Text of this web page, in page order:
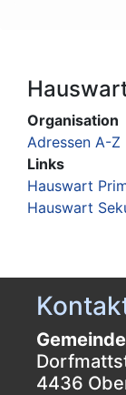
Organisation
Adressen A-Z
Links
Hauswart
Hauswart
4436